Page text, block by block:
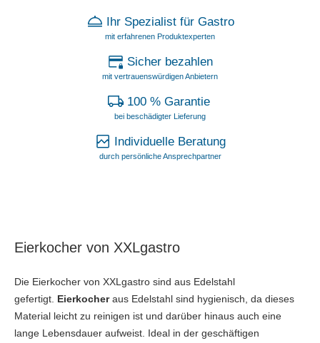
Ihr Spezialist für Gastro
mit erfahrenen Produktexperten
Sicher bezahlen
mit vertrauenswürdigen Anbietern
100 % Garantie
bei beschädigter Lieferung
Individuelle Beratung
durch persönliche Ansprechpartner
Eierkocher von XXLgastro
Die Eierkocher von XXLgastro sind aus Edelstahl
gefertigt. Eierkocher aus Edelstahl sind hygienisch, da dieses
Material leicht zu reinigen ist und darüber hinaus auch eine
lange Lebensdauer aufweist. Ideal in der geschäftigen